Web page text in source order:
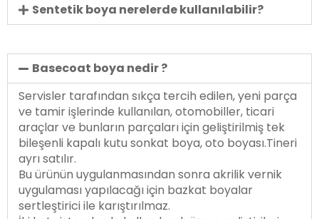
Sentetik boya nerelerde kullanılabilir?
Basecoat boya nedir ?
Servisler tarafından sıkça tercih edilen, yeni parça
ve tamir işlerinde kullanılan, otomobiller, ticari
araçlar ve bunların parçaları için geliştirilmiş tek
bileşenli kapalı kutu sonkat boya, oto boyası.Tineri
ayrı satılır.
Bu ürünün uygulanmasından sonra akrilik vernik
uygulaması yapılacağı için bazkat boyalar
sertleştirici ile karıştırılmaz.